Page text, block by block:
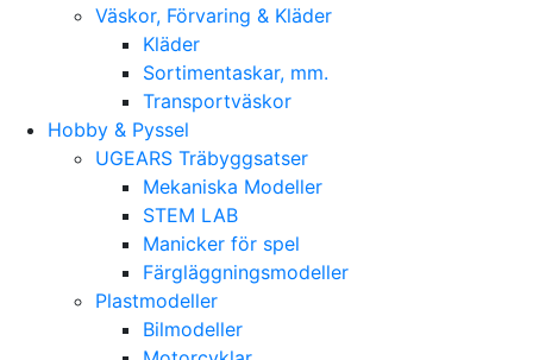
Väskor, Förvaring & Kläder
Kläder
Sortimentaskar, mm.
Transportväskor
Hobby & Pyssel
UGEARS Träbyggsatser
Mekaniska Modeller
STEM LAB
Manicker för spel
Färgläggningsmodeller
Plastmodeller
Bilmodeller